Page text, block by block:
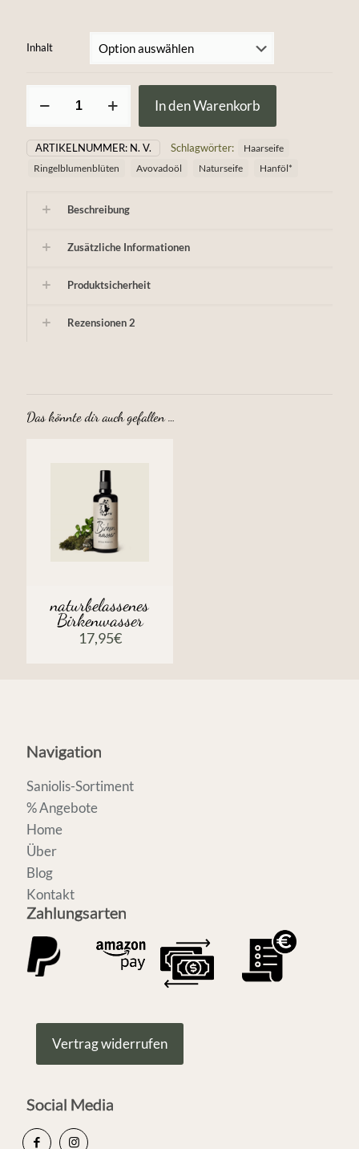
Inhalt
mit
und
Brennnessel
Menge
In den Warenkorb
ARTIKELNUMMER: N. V. Schlagwörter:
Haarseife
Ringelblumenblüten
Avovadoöl Naturseife Hanföl*
Beschreibung
Zusätzliche Informationen
Produktsicherheit
Rezensionen2
Das könnte dir auch gefallen …
naturbelassenes
Birkenwasser
17,95€
Navigation
Saniolis-Sortiment
% Angebote
Home
Über
Blog
Kontakt
Zahlungsarten
Vertrag widerrufen
Social Media